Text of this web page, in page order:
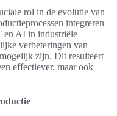
rol in de evolutie van
integreren
en AI in industriële
verbeteringen van
zijn. Dit resulteert
effectiever, maar ook